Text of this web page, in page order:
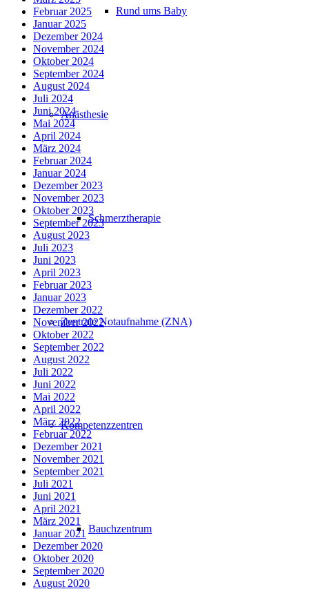
Rund ums Baby
Anästhesie
Schmerztherapie
Zentrale Notaufnahme (ZNA)
Kompetenzzentren
Bauchzentrum
Februar 2025
Januar 2025
Dezember 2024
November 2024
Oktober 2024
September 2024
August 2024
Juli 2024
Juni 2024
Mai 2024
April 2024
März 2024
Februar 2024
Januar 2024
Dezember 2023
November 2023
Oktober 2023
September 2023
August 2023
Juli 2023
Juni 2023
April 2023
Februar 2023
Januar 2023
Dezember 2022
November 2022
Oktober 2022
September 2022
August 2022
Juli 2022
Juni 2022
Mai 2022
April 2022
März 2022
Februar 2022
Dezember 2021
November 2021
September 2021
Juli 2021
Juni 2021
April 2021
März 2021
Januar 2021
Dezember 2020
Oktober 2020
September 2020
August 2020